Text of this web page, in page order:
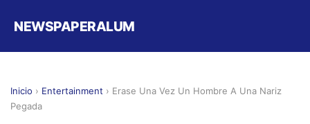
NEWSPAPERALUM
Inicio › Entertainment › Erase Una Vez Un Hombre A Una Nariz
Pegada